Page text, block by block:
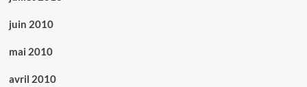
juin 2010
mai 2010
avril 2010